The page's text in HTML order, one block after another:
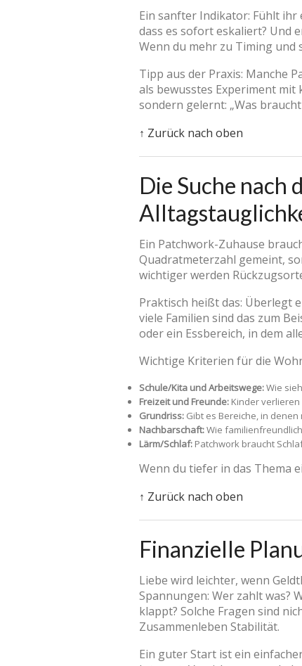
Ein sanfter Indikator: Fühlt
dass es sofort eskaliert? Und
Wenn du mehr zu Timing und
Tipp aus der Praxis: Manche
als bewusstes Experiment mit
sondern gelernt: „Was
↑ Zurück nach oben
Die Suche nach
Ein Patchwork-Zuhause
Quadratmeterzahl gemeint,
wichtiger werden
Praktisch heißt das: Überlegt
viele Familien sind das zum
oder ein Essbereich, in dem
Wichtige Kriterien für die
Schule/Kita und Arbeitswege:Wie
Freizeit und Freunde: Kinder
Grundriss: Gibt es Bereiche, in
Nachbarschaft:Wie
Lärm/Schlaf: Patchwork braucht
Wenn du tiefer in das Thema
↑ Zurück nach oben
Finanzielle
Liebe wird leichter, wenn
Spannungen: Wer zahlt was?
klappt? Solche Fragen sind
Zusammenleben Stabilität.
Ein guter Start ist ein